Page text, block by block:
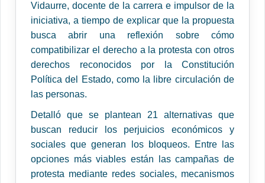
Vidaurre, docente de la carrera e impulsor de la
iniciativa, a tiempo de explicar que la propuesta
busca abrir una reflexión sobre cómo
compatibilizar el derecho a la protesta con otros
derechos reconocidos por la Constitución
Política del Estado, como la libre circulación de
las personas.
Detalló que se plantean 21 alternativas que
buscan reducir los perjuicios económicos y
sociales que generan los bloqueos. Entre las
opciones más viables están las campañas de
protesta mediante redes sociales, mecanismos